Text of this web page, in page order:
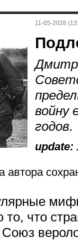
11-05-2026
войну
годов.
update:
автора
что
Союз